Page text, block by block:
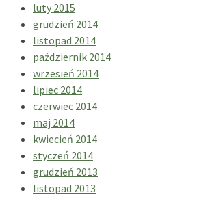
luty 2015
grudzień 2014
listopad 2014
październik 2014
wrzesień 2014
lipiec 2014
czerwiec 2014
maj 2014
kwiecień 2014
styczeń 2014
grudzień 2013
listopad 2013